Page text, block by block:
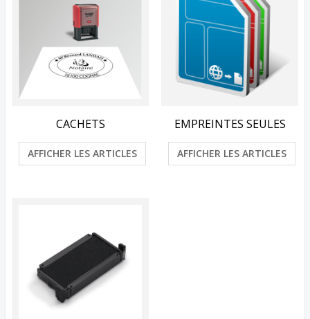
CACHETS
AFFICHER LES ARTICLES
EMPREINTES SEULES
AFFICHER LES ARTICLES